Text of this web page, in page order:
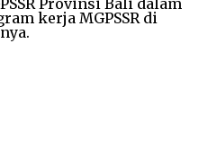
Provinsi Bali dalam
kerja MGPSSR di